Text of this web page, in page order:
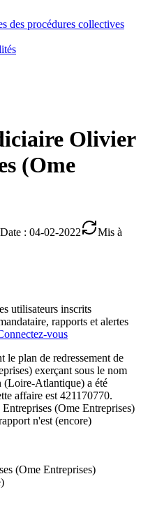
des procédures collectives
Olivier
(Ome
Date : 04-02-2022
Mis à
utilisateurs inscrits
rapports et alertes
vous
plan de redressement de
exerçant sous le nom
(Loire-Atlantique) a été
affaire est 421170770.
(Ome Entreprises)
n'est (encore)
(Ome Entreprises)